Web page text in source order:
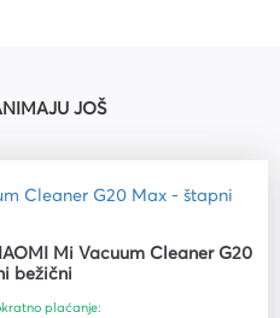
JOŠ
Mi Vacuum Cleaner G20
bežični
plaćanje: